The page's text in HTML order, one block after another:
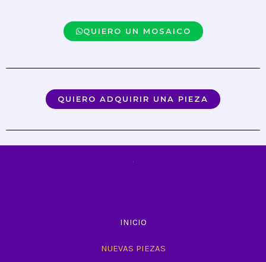
QUIERO UN MOSAICO
QUIERO ADQUIRIR UNA PIEZA
INICIO
NUEVAS PIEZAS